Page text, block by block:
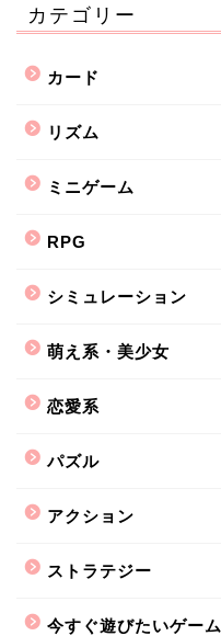
カテゴリー
カード
リズム
ミニゲーム
RPG
シミュレーション
萌え系・美少女
恋愛系
パズル
アクション
ストラテジー
今すぐ遊びたいゲーム